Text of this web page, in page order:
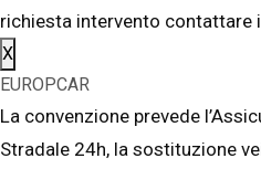
richiesta intervento contattare
X
EUROPCAR
La convenzione prevede
Stradale 24h, la sostituzione